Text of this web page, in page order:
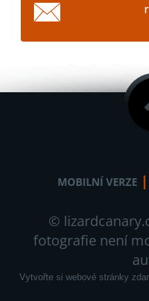
MOBILNÍ VERZE |
©
fotografie není
Vytvořte si webové stránky